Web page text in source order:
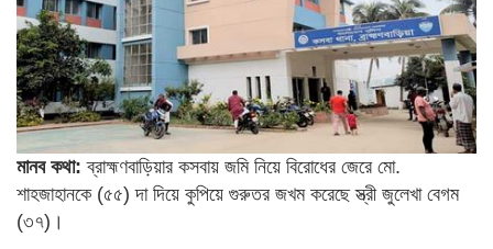
মানব কথা: ব্রাহ্মণবাড়িয়ার কসবায় জমি নিয়ে বিরোধের জেরে মো.
শাহজাহানকে (৫৫) দা দিয়ে কুপিয়ে গুরুতর জখম করেছে স্ত্রী জুলেখা বেগম
(৩৭)।